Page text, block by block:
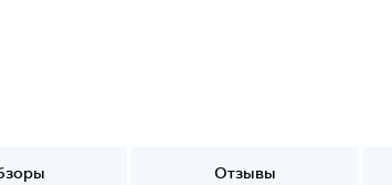
Отзывы